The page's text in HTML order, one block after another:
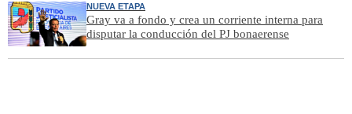
NUEVA ETAPA
Gray va a fondo y crea un corriente interna para
disputar la conducción del PJ bonaerense